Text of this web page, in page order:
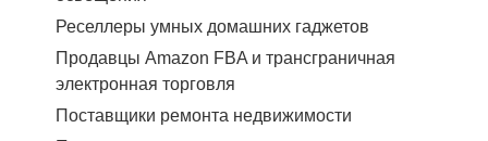
Реселлеры умных домашних гаджетов
Продавцы Amazon FBA и трансграничная
электронная торговля
Поставщики ремонта недвижимости